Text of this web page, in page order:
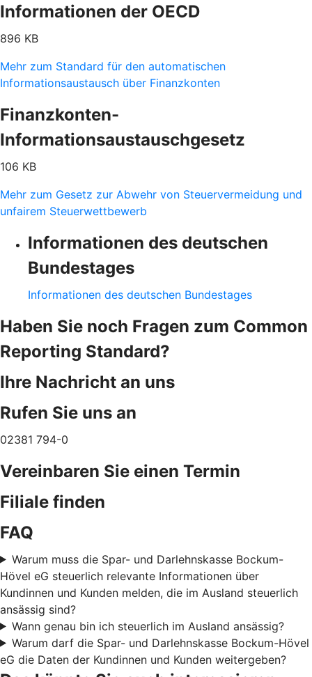
Informationen der OECD
896 KB
Mehr zum Standard für den automatischen
Informationsaustausch über Finanzkonten
Finanzkonten-
Informationsaustauschgesetz
106 KB
Mehr zum Gesetz zur Abwehr von Steuervermeidung und
unfairem Steuerwettbewerb
Informationen des deutschen
Bundestages
Informationen des deutschen Bundestages
Haben Sie noch Fragen zum Common
Reporting Standard?
Ihre Nachricht an uns
Rufen Sie uns an
02381 794-0
Vereinbaren Sie einen Termin
Filiale finden
FAQ
Warum muss die Spar- und Darlehnskasse Bockum-
Hövel eG steuerlich relevante Informationen über
Kundinnen und Kunden melden, die im Ausland steuerlich
ansässig sind?
Wann genau bin ich steuerlich im Ausland ansässig?
Warum darf die Spar- und Darlehnskasse Bockum-Hövel
eG die Daten der Kundinnen und Kunden weitergeben?